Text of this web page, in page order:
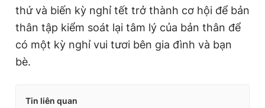
thứ và biến kỳ nghỉ tết trở thành cơ hội để bản
thân tập kiểm soát lại tâm lý của bản thân để
có một kỳ nghỉ vui tươi bên gia đình và bạn
bè.
Tin liên quan